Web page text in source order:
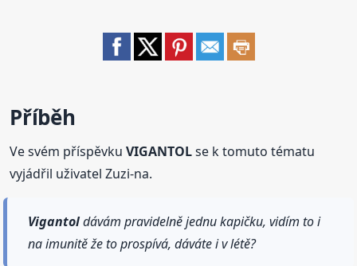
Příběh
Ve svém příspěvkuVIGANTOLse k tomuto tématu
vyjádřil uživatel Zuzi-na.
Vigantoldávám pravidelně jednu kapičku, vidím to i
na imunitě že to prospívá, dáváte i v létě?